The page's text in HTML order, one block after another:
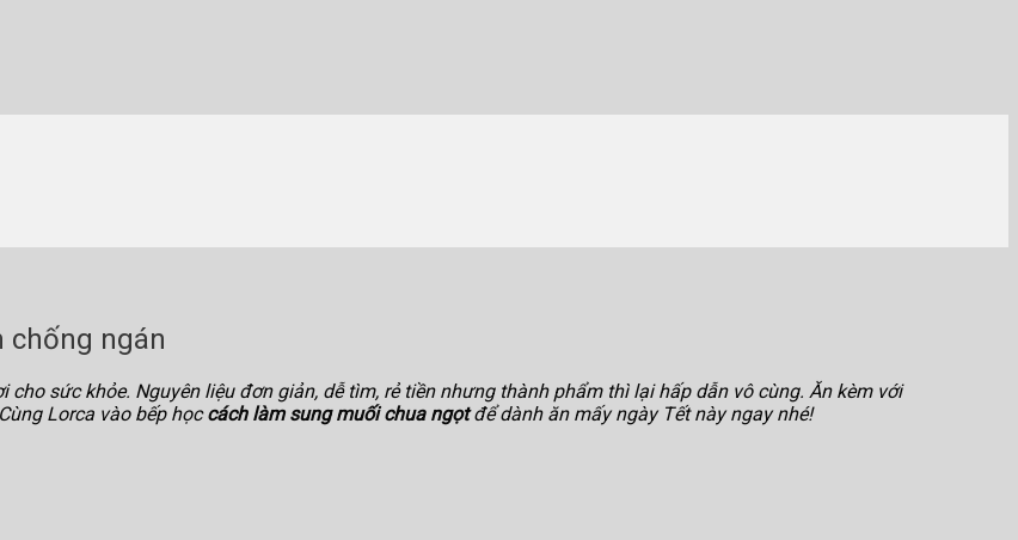
chống ngán
sức khỏe. Nguyên liệu đơn giản, dễ tìm, rẻ tiền nhưng thành phẩm thì lại hấp dẫn vô cùng. Ăn kèm với
Lorca vào bếp họccách làm sung muối chua ngọtđể dành ăn mấy ngày Tết này ngay nhé!